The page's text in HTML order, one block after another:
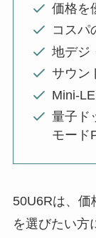
価格を
コスパ
地デジ
サウン
Mini-
量子ド
モード
50U6Rは、価
を選びたい方